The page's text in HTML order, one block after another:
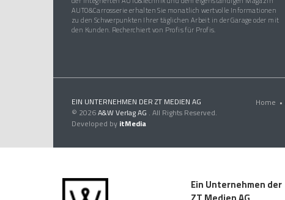
AUTO&Carrosserie erhalten Sie monatlich wertvolle Informationen
zu den Schwerpunkten Ihrer täglichen Arbeit in der Garage oder mit
den Kunden. Recherchiert von Profis für Profis.
EIN UNTERNEHMEN DER ZT MEDIEN AG
© 2026A&W Verlag AG . All Rights Reserved.
Developed by itMedia
Home •
Ein Unternehmen der